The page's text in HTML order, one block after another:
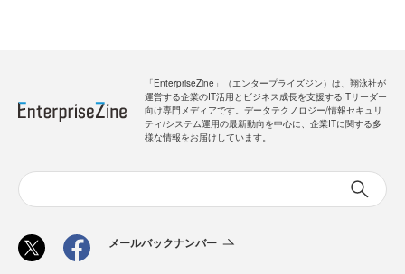
「EnterpriseZine」（エンタープライズジン）は、翔泳社が
運営する企業のIT活用とビジネス成長を支援するITリーダー
向け専門メディアです。データテクノロジー/情報セキュリ
ティ/システム運用の最新動向を中心に、企業ITに関する多
様な情報をお届けしています。
メールバックナンバー